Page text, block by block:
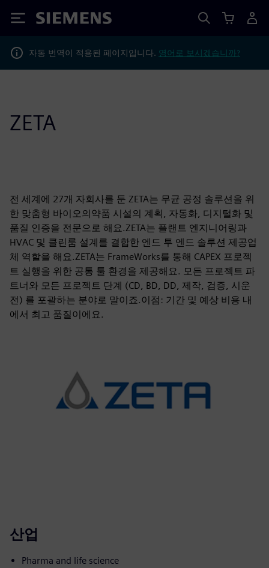
Siemens
자동 번역이 적용된 페이지입니다. 영어로 보시겠습니까?
ZETA
전 세계에 27개 자회사를 둔 ZETA는 무균 공정 솔루션을 위
한 맞춤형 바이오의약품 시설의 계획, 자동화, 디지털화 및
품질 인증을 전문으로 해요.ZETA는 플랜트 엔지니어링과
HVAC 및 클린룸 설계를 결합한 엔드 투 엔드 솔루션 제공업
체 역할을 해요.ZETA는 FrameWorks를 통해 CAPEX 프로젝
트 실행을 위한 공통 툴 환경을 제공해요. 모든 프로젝트 파
트너와 모든 프로젝트 단계 (CD, BD, DD, 제작, 검증, 시운
전) 를 포괄하는 분야로 말이죠.이점: 기간 및 예상 비용 내
에서 최고 품질이에요.
산업
Pharma and life science